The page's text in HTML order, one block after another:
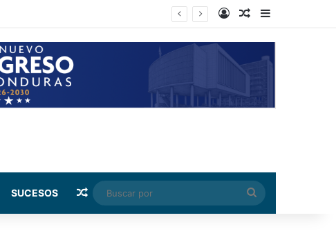
la capital Log InRandom Article
SUCESOS Random Article
Buscar
por